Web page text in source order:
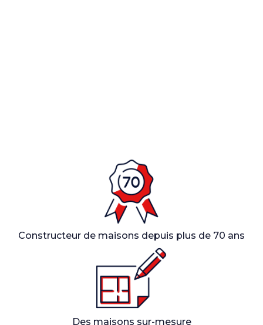
Constructeur de maisons depuis plus de 70 ans
Des maisons sur-mesure